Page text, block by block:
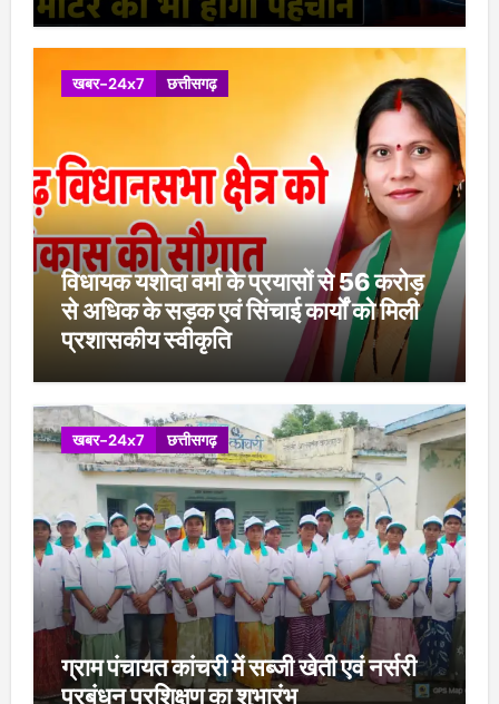
खबर-24x7 छत्तीसगढ़
विधायक यशोदा वर्मा के प्रयासों से 56 करोड़
से अधिक के सड़क एवं सिंचाई कार्यों को मिली
प्रशासकीय स्वीकृति
खबर-24x7 छत्तीसगढ़
ग्राम पंचायत कांचरी में सब्जी खेती एवं नर्सरी
प्रबंधन प्रशिक्षण का शुभारंभ